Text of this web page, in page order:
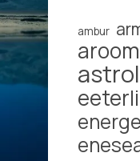
ambur